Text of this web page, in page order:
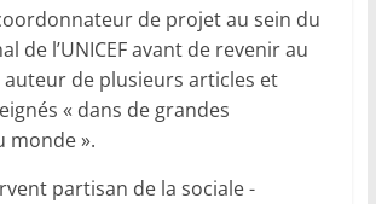
de projet au sein du
de l’UNICEF avant de revenir au
auteur de plusieurs articles et
« dans de grandes
monde ».
partisan de la sociale -